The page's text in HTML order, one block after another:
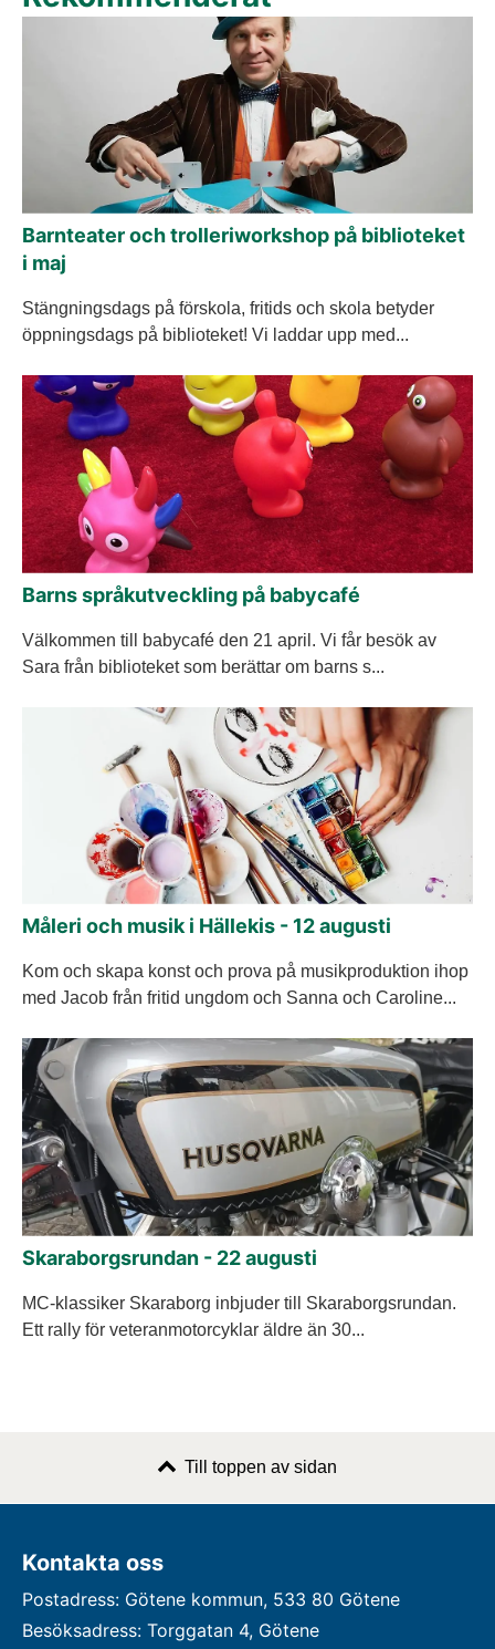
Barnteater och trolleriworkshop på biblioteket
i maj
Stängningsdags på förskola, fritids och skola betyder
öppningsdags på biblioteket! Vi laddar upp med...
Barns språkutveckling på babycafé
Välkommen till babycafé den 21 april. Vi får besök av
Sara från biblioteket som berättar om barns s...
Måleri och musik i Hällekis - 12 augusti
Kom och skapa konst och prova på musikproduktion ihop
med Jacob från fritid ungdom och Sanna och Caroline...
Skaraborgsrundan - 22 augusti
MC-klassiker Skaraborg inbjuder till Skaraborgsrundan.
Ett rally för veteranmotorcyklar äldre än 30...
Till toppen av sidan
Kontakta oss
Postadress: Götene kommun, 533 80 Götene
Besöksadress: Torggatan 4, Götene